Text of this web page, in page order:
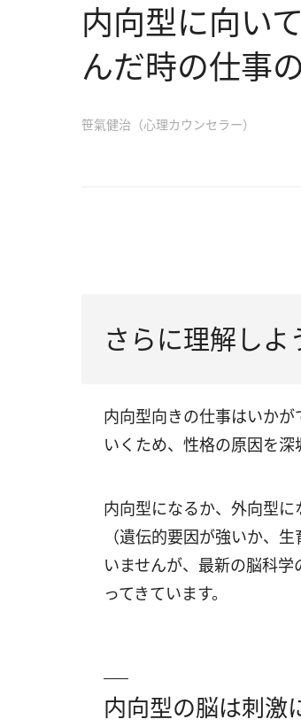
内向型に向い
んだ時の仕事
笹氣健治（心理カウンセラー）
さらに理解し
内向型向きの仕事はいか
いくため、性格の原因を深
内向型になるか、外向型
（遺伝的要因が強いか、
いませんが、最新の脳科
ってきています。
内向型の脳は刺激